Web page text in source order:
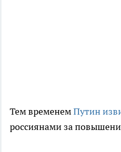
Тем временемПутин
россиянами за